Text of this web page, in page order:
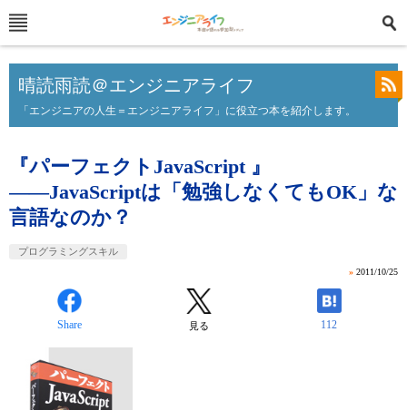
晴読雨読＠エンジニアライフ
「エンジニアの人生＝エンジニアライフ」に役立つ本を紹介します。
『パーフェクトJavaScript 』
――JavaScriptは「勉強しなくてもOK」な
言語なのか？
プログラミングスキル
» 2011/10/25
Share 見る 112